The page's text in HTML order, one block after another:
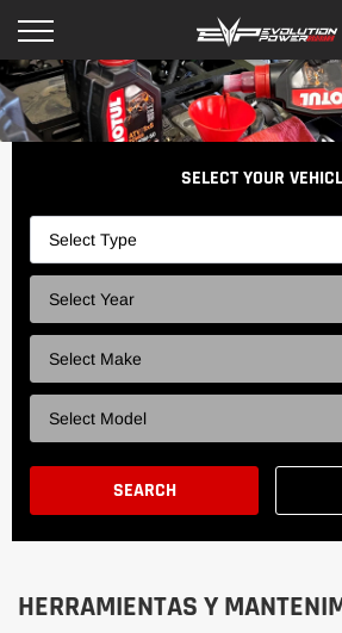
directamente
al
contenido
SELECT YOUR
SEARCH
HERRAMIENTAS Y